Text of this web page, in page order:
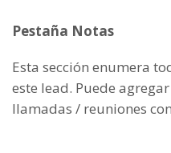
Pestaña Notas
Esta sección enumera
este lead. Puede
llamadas / reuniones